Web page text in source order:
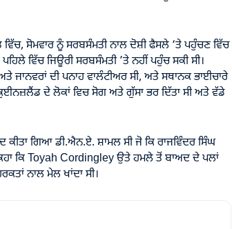
ਸੋਮਵਾਰ ਨੂੰ ਸਰਬਸੰਮਤੀ ਨਾਲ ਦੋਸ਼ੀ ਫੈਸਲੇ ‘ਤੇ ਪਹੁੰਚਣ ਵਿੱਚ
ਵਿੱਚ ਜਿਊਰੀ ਸਰਬਸੰਮਤੀ ’ਤੇ ਨਹੀਂ ਪਹੁੰਚ ਸਕੀ ਸੀ।
ਦੀ ਪਨਾਹ ਵਾਲੰਟੀਅਰ ਸੀ, ਅਤੇ ਸਥਾਨਕ ਭਾਈਚਾਰੇ
ਦੇ ਲੋਕਾਂ ਵਿਚ ਸੋਗ ਅਤੇ ਗੁੱਸਾ ਭਰ ਦਿੱਤਾ ਸੀ ਅਤੇ ਵੱਡੇ
ਕੀਤਾ ਗਿਆ ਡੀ.ਐਨ.ਏ. ਸ਼ਾਮਲ ਸੀ ਜੋ ਕਿ ਰਾਜਵਿੰਦਰ ਸਿੰਘ
ਕਿ Toyah Cordingley ਉਤੇ ਹਮਲੇ ਤੋਂ ਬਾਅਦ ਦੇ ਪਲਾਂ
ਨਾਲ ਮੇਲ ਖਾਂਦਾ ਸੀ।